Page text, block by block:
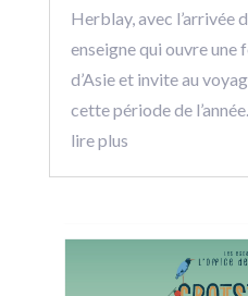
Herblay, avec l’arrivée
enseigne qui ouvre une
d’Asie et invite au
cette période de l’année.
lire plus